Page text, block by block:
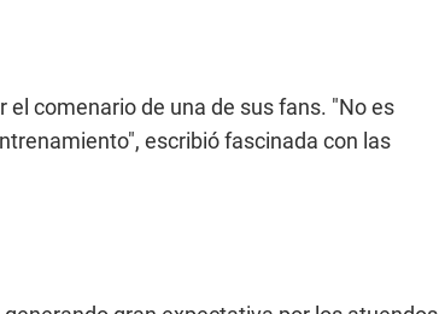
comenario de una de sus fans. "No es
escribió fascinada con las